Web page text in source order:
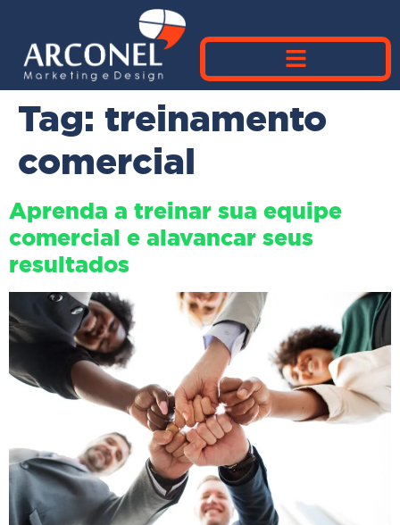
Tag: treinamento
comercial
Aprenda a treinar sua equipe
comercial e alavancar seus
resultados